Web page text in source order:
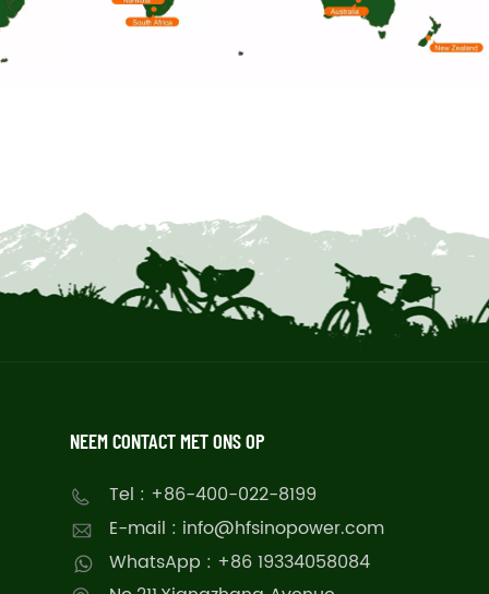
NEEM CONTACT MET ONS OP
Tel : +86-400-022-8199
E-mail : info@hfsinopower.com
WhatsApp : +86 19334058084